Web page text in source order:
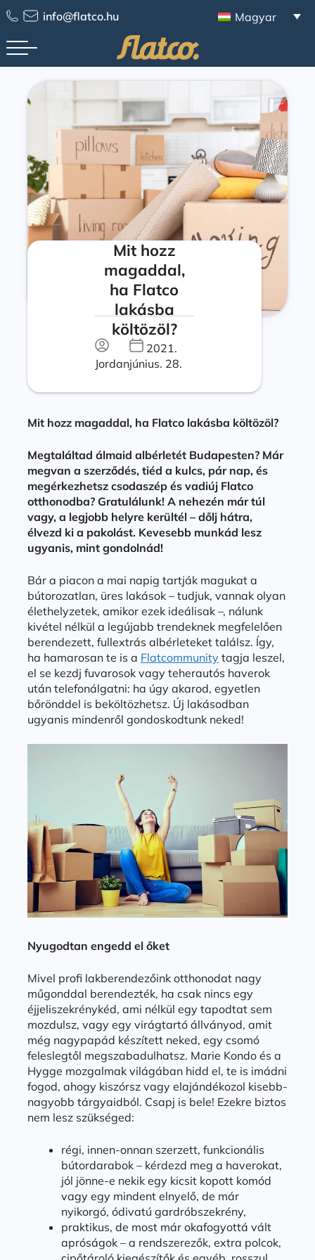
info@flatco.hu Magyar
Mit hozz
magaddal,
ha Flatco
lakásba
költözöl?
Jordan
2021.
június. 28.
Mit hozz magaddal, ha Flatco lakásba költözöl?
Megtaláltad álmaid albérletét Budapesten? Már
megvan a szerződés, tiéd a kulcs, pár nap, és
megérkezhetsz csodaszép és vadiúj Flatco
otthonodba? Gratulálunk! A nehezén már túl
vagy, a legjobb helyre kerültél – dőlj hátra,
élvezd ki a pakolást. Kevesebb munkád lesz
ugyanis, mint gondolnád!
Bár a piacon a mai napig tartják magukat a
bútorozatlan, üres lakások – tudjuk, vannak olyan
élethelyzetek, amikor ezek ideálisak –, nálunk
kivétel nélkül a legújabb trendeknek megfelelően
berendezett, fullextrás albérleteket találsz. Így,
ha hamarosan te is a Flatcommunity tagja leszel,
el se kezdj fuvarosok vagy teherautós haverok
után telefonálgatni: ha úgy akarod, egyetlen
bőrönddel is beköltözhetsz. Új lakásodban
ugyanis mindenről gondoskodtunk neked!
Nyugodtan engedd el őket
Mivel profi lakberendezőink otthonodat nagy
műgonddal berendezték, ha csak nincs egy
éjjeliszekrénykéd, ami nélkül egy tapodtat sem
mozdulsz, vagy egy virágtartó állványod, amit
még nagypapád készített neked, egy csomó
feleslegtől megszabadulhatsz. Marie Kondo és a
Hygge mozgalmak világában hidd el, te is imádni
fogod, ahogy kiszórsz vagy elajándékozol kisebb-
nagyobb tárgyaidból. Csapj is bele! Ezekre biztos
nem lesz szükséged:
régi, innen-onnan szerzett, funkcionális
bútordarabok – kérdezd meg a haverokat,
jól jönne-e nekik egy kicsit kopott komód
vagy egy mindent elnyelő, de már
nyikorgó, ódivatú gardróbszekrény,
praktikus, de most már okafogyottá vált
apróságok – a rendszerezők, extra polcok,